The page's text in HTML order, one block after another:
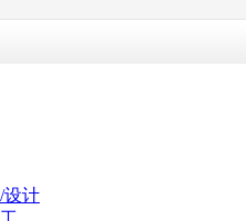
设计